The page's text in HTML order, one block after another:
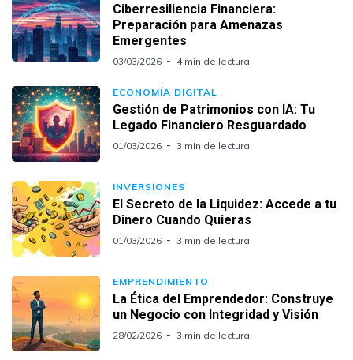
Ciberresiliencia Financiera:
Preparación para Amenazas
Emergentes
03/03/2026 4 min de lectura
ECONOMÍA DIGITAL
Gestión de Patrimonios con IA: Tu
Legado Financiero Resguardado
01/03/2026 3 min de lectura
INVERSIONES
El Secreto de la Liquidez: Accede a tu
Dinero Cuando Quieras
01/03/2026 3 min de lectura
EMPRENDIMIENTO
La Ética del Emprendedor: Construye
un Negocio con Integridad y Visión
28/02/2026 3 min de lectura